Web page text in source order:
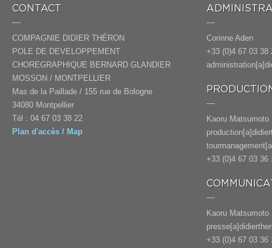
CONTACT
COMPAGNIE DIDIER THÉRON
POLE DE DEVELOPPEMENT
CHOREGRAPHIQUE BERNARD GLANDIER
MOSSON / MONTPELLIER
Mas de la Paillade / 155 rue de Bologne
34080 Montpellier
Tél : 04 67 03 38 22
Plan d'accès / Map
Corinne Aden
+33 (0)4 67 03 38
Kaoru Matsumoto
+33 (0)4 67 03 36
Kaoru Matsumoto
+33 (0)4 67 03 36